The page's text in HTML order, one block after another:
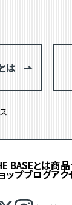
は
BASEとは商品
ップブログアク